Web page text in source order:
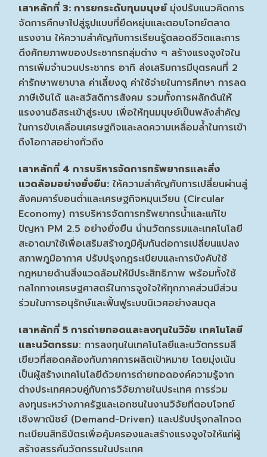
เสาหลักที่ 3: การยกระดับทุนมนุษย์ มุ่งปรับแนวคิดการ
จัดการศึกษาไปสู่รูปแบบที่ยืดหยุ่นและตอบโจทย์ตลาด
แรงงาน ให้ความสำคัญกับการเรียนรู้ตลอดชีวิตและการ
ดึงศักยภาพของประชากรกลุ่มต่าง ๆ สร้างแรงจูงใจใน
การเพิ่มจำนวนประชากร อาทิ ส่งเสริมการมีบุตรคนที่ 2
ค่ารักษาพยาบาล ค่าเลี้ยงดู ค่าใช้จ่ายในการศึกษา การลด
ภาษีเงินได้ และสวัสดิการสังคม รวมทั้งการผลักดันให้
แรงงานอิสระเข้าสู่ระบบ เพื่อให้ทุนมนุษย์เป็นพลังสำคัญ
ในการขับเคลื่อนเศรษฐกิจและลดความเหลื่อมล้ำในการเข้า
ถึงโอกาสอย่างทั่วถึง
เสาหลักที่ 4 การบริหารจัดการทรัพยากรและสิ่ง
แวดล้อมอย่างยั่งยืน: ให้ความสำคัญกับการเปลี่ยนผ่านสู่
สังคมคาร์บอนต่ำและเศรษฐกิจหมุนเวียน (Circular
Economy) การบริหารจัดการทรัพยากรน้ำและแก้ไข
ปัญหา PM 2.5 อย่างยั่งยืน นำนวัตกรรมและเทคโนโลยี
สะอาดมาใช้เพื่อเสริมสร้างภูมิคุ้มกันต่อการเปลี่ยนแปลง
สภาพภูมิอากาศ ปรับปรุงกฎระเบียบและการบังคับใช้
กฎหมายด้านสิ่งแวดล้อมให้มีประสิทธิภาพ พร้อมทั้งใช้
กลไกทางเศรษฐศาสตร์ในการจูงใจให้ทุกภาคส่วนมีส่วน
ร่วมในการอนุรักษ์และฟื้นฟูระบบนิเวศอย่างสมดุล
เสาหลักที่5 การถ่ายทอดและลงทุนในวิจัย เทคโนโลยี
และนวัตกรรม: การลงทุนในเทคโนโลยีและนวัตกรรมสี
เขียวที่สอดคล้องกับภาคการผลิตเป้าหมาย โดยมุ่งเน้น
เป็นผู้สร้างเทคโนโลยีด้วยการถ่ายทอดองค์ความรู้จาก
ต่างประเทศควบคู่กับการวิจัยภายในประเทศ การร่วม
ลงทุนระหว่างภาครัฐและเอกชนในงานวิจัยที่ตอบโจทย์
เชิงพาณิชย์ (Demand-Driven) และปรับปรุงกลไกจด
ทะเบียนสิทธิบัตรเพื่อคุ้มครองและสร้างแรงจูงใจให้แก่ผู้
สร้างสรรค์นวัตกรรมในประเทศ